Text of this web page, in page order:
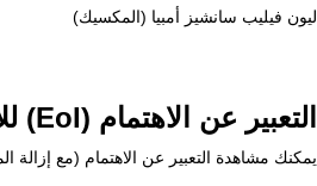
ليون فيليب سانشيز أمبيا (المكسيك)
التعبير عن الاهتمام (EoI
)
يمكنك مشاهدة التعبير عن الاهتمام (مع إزالة